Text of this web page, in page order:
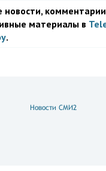
новости,
материалы в
.
Новости СМИ2